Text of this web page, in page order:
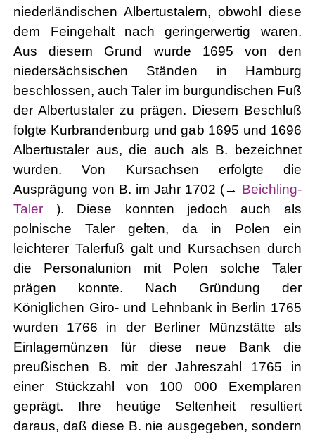
niederländischen Albertustalern, obwohl diese
dem Feingehalt nach geringerwertig waren.
Aus diesem Grund wurde 1695 von den
niedersächsischen Ständen in Hamburg
beschlossen, auch Taler im burgundischen Fuß
der Albertustaler zu prägen. Diesem Beschluß
folgte Kurbrandenburg und gab 1695 und 1696
Albertustaler aus, die auch als B. bezeichnet
wurden. Von Kursachsen erfolgte die
Ausprägung von B. im Jahr 1702 (→ Beichling-
Taler ). Diese konnten jedoch auch als
polnische Taler gelten, da in Polen ein
leichterer Talerfuß galt und Kursachsen durch
die Personalunion mit Polen solche Taler
prägen konnte. Nach Gründung der
Königlichen Giro- und Lehnbank in Berlin 1765
wurden 1766 in der Berliner Münzstätte als
Einlagemünzen für diese neue Bank die
preußischen B. mit der Jahreszahl 1765 in
einer Stückzahl von 100 000 Exemplaren
geprägt. Ihre heutige Seltenheit resultiert
daraus, daß diese B. nie ausgegeben, sondern